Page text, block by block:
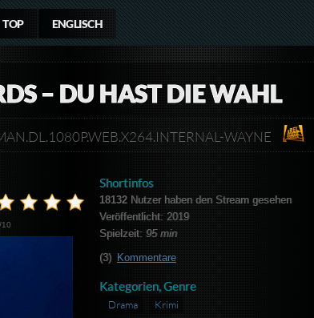
TOP ENGLISCH
– DU HAST DIE WAHL
WAYNE
Shortinfos
18132Nutzer haben den Stream gesehen
Veröffentlicht: 2019
Spielzeit: 95 min
(3) Kommentare
Kategorien, Genre
Drama Krimi